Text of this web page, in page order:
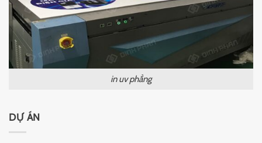
in uv phẳng
DỰ ÁN